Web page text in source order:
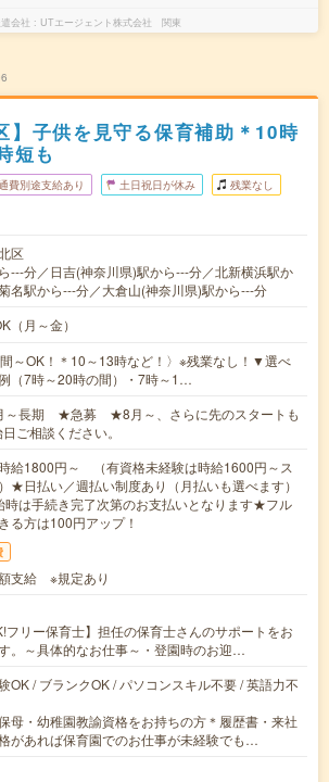
会社 UTエージェント株式会社 関東
】子供を見守る保育補助＊10時
短も
費別途支給あり 土日祝日が休み 残業なし
区
---分／日吉(神奈川県)駅から---分／北新横浜駅か
名駅から---分／大倉山(神奈川県)駅から---分
（月～金）
間～OK！＊10～13時など！〉※残業なし！▼選べ
（7時～20時の間）・7時～1…
～長期 ★急募 ★8月～、さらに先のスタートも
ご相談ください。
給1800円～ （有資格未経験は時給1600円～ス
★日払い／週払い制度あり（月払いも選べます）
時は手続き完了次第のお支払いとなります★フル
る方は100円アップ！
支給 ※規定あり
フリー保育士】担任の保育士さんのサポートをお
。～具体的なお仕事～・登園時のお迎…
OK / ブランクOK / パソコンスキル不要 / 英語力不
母・幼稚園教諭資格をお持ちの方＊履歴書・来社
があれば保育園でのお仕事が未経験でも…